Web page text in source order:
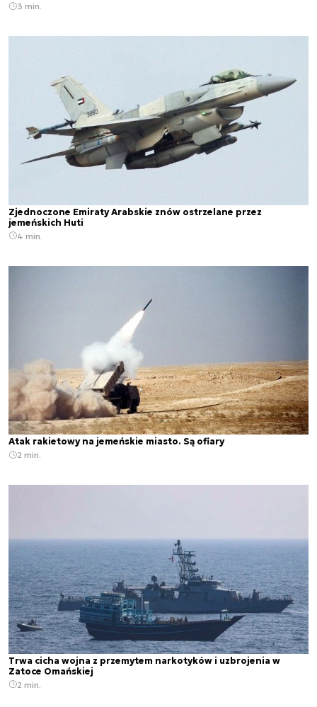
3 min.
Zjednoczone Emiraty Arabskie znów ostrzelane przez
jemeńskich Huti
4 min.
Atak rakietowy na jemeńskie miasto. Są ofiary
2 min.
Trwa cicha wojna z przemytem narkotyków i uzbrojenia w
Zatoce Omańskiej
2 min.